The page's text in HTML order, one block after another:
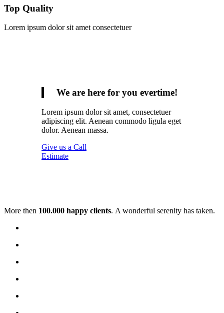
Top Quality
Lorem ipsum dolor sit amet consectetuer
We are here for you evertime!
Lorem ipsum dolor sit amet, consectetuer
adipiscing elit. Aenean commodo ligula eget
dolor. Aenean massa.
Give us a Call
Estimate
More then 100.000 happy clients. A wonderful serenity has taken.